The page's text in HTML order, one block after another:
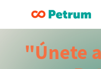
"Únete